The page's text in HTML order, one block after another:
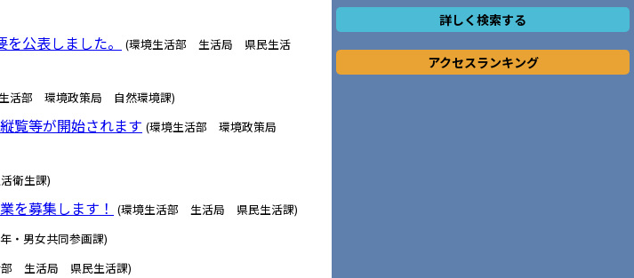
公表しました。
(環境生活部 生活局 県民生活
活部 環境政策局 自然環境課)
覧等が開始されます (環境生活部 環境政策局
衛生課)
を募集します！ (環境生活部 生活局 県民生活課)
男女共同参画課)
部 生活局 県民生活課)
詳しく検索する
アクセスランキング